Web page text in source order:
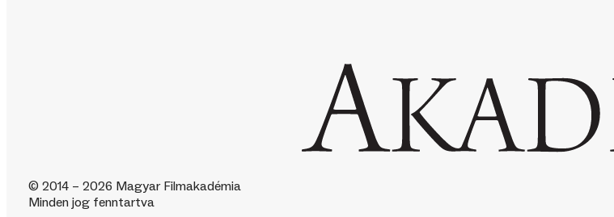
© 2014 – 2026 Magyar Filmakadémia
Minden jog fenntartva